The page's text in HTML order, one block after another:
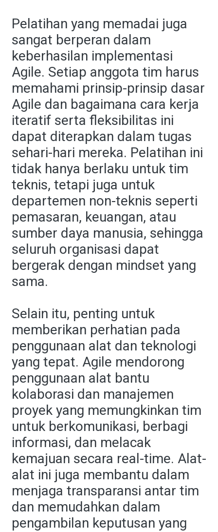
Pelatihan yang memadai juga
sangat berperan dalam
keberhasilan implementasi
Agile. Setiap anggota tim harus
memahami prinsip-prinsip dasar
Agile dan bagaimana cara kerja
iteratif serta fleksibilitas ini
dapat diterapkan dalam tugas
sehari-hari mereka. Pelatihan ini
tidak hanya berlaku untuk tim
teknis, tetapi juga untuk
departemen non-teknis seperti
pemasaran, keuangan, atau
sumber daya manusia, sehingga
seluruh organisasi dapat
bergerak dengan mindset yang
sama.
Selain itu, penting untuk
memberikan perhatian pada
penggunaan alat dan teknologi
yang tepat. Agile mendorong
penggunaan alat bantu
kolaborasi dan manajemen
proyek yang memungkinkan tim
untuk berkomunikasi, berbagi
informasi, dan melacak
kemajuan secara real-time. Alat-
alat ini juga membantu dalam
menjaga transparansi antar tim
dan memudahkan dalam
pengambilan keputusan yang